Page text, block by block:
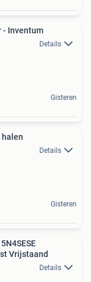
- Inventum
Details
Gisteren
halen
Details
Gisteren
Vrijstaand
Details